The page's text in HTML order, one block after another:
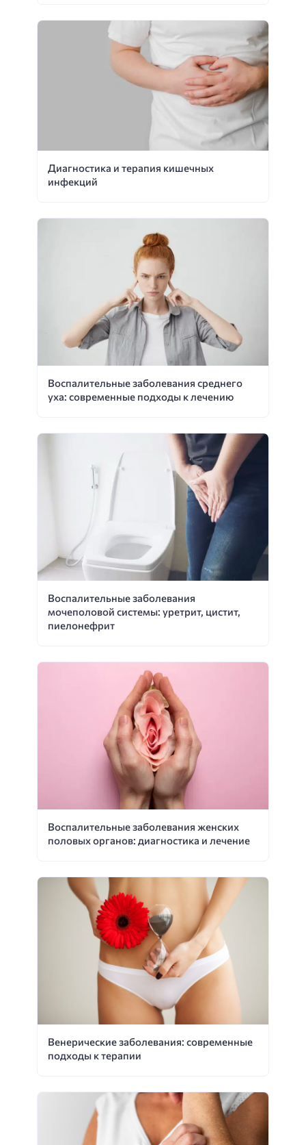
Диагностика и терапия кишечных
инфекций
Воспалительные заболевания среднего
уха: современные подходы к лечению
Воспалительные заболевания
мочеполовой системы: уретрит, цистит,
пиелонефрит
Воспалительные заболевания женских
половых органов: диагностика и лечение
Венерические заболевания: современные
подходы к терапии